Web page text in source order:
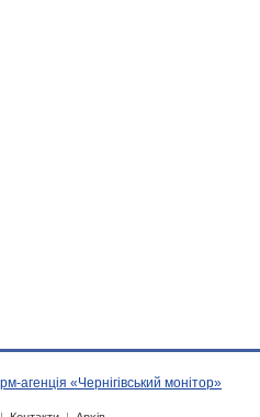
агенція «Чернігівський монітор»